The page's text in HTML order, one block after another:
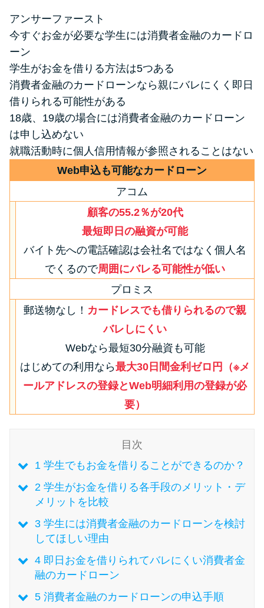
特集ページ一覧
種類や特徴で探す
銀行カードローンを選ぶべき4つ
の理由
無利息期間を利用して利息0円で
お金を借りる3つのポイント
種類・特徴別一覧
その他コラム
今月の家賃払えない…2ヵ月目に
は解決しないと危険な理由と対
処法3つ
家賃払えないが強制退去は避け
たい…市役所に相談より賢い方
法2選
街金とは？絶対審査通る？借金
質屋でお金を借りるには？年利
やシステムをカードローンと比
学生がお金を借りる方法があ
る？
アンサーファースト
今すぐお金が必要な学生には消費者金融のカードロ
ーン
学生がお金を借りる方法は5つある
消費者金融のカードローンなら親にバレにくく即日
借りられる可能性がある
18歳、19歳の場合には消費者金融のカードローン
は申し込めない
就職活動時に個人信用情報が参照されることはない
Web申込も可能なカードローン
アコム
顧客の55.2％が20代
最短即日の融資が可能
バイト先への電話確認は会社名ではなく個人名
でくるので周囲にバレる可能性が低い
プロミス
郵送物なし！ カードレスでも借りられるので親
バレしにくい
Webなら最短30分融資も可能
はじめての利用なら最大30日間金利ゼロ円（※メ
ールアドレスの登録とWeb明細利用の登録が必
要）
目次
1学生でもお金を借りることができるのか？
2学生がお金を借りる各手段のメリット・デ
メリットを比較
3学生には消費者金融のカードローンを検討
してほしい理由
4即日お金を借りられてバレにくい消費者金
融のカードローン
5消費者金融のカードローンの申込手順